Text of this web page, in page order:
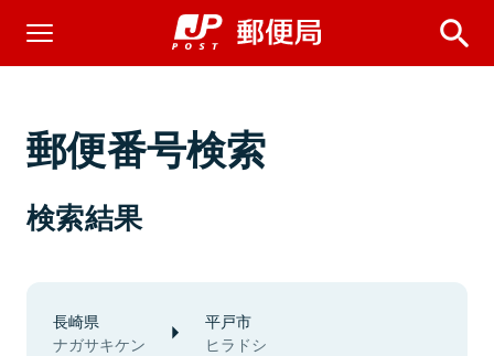
郵便番号検索
検索結果
長崎県
ナガサキケン
平戸市
ヒラドシ